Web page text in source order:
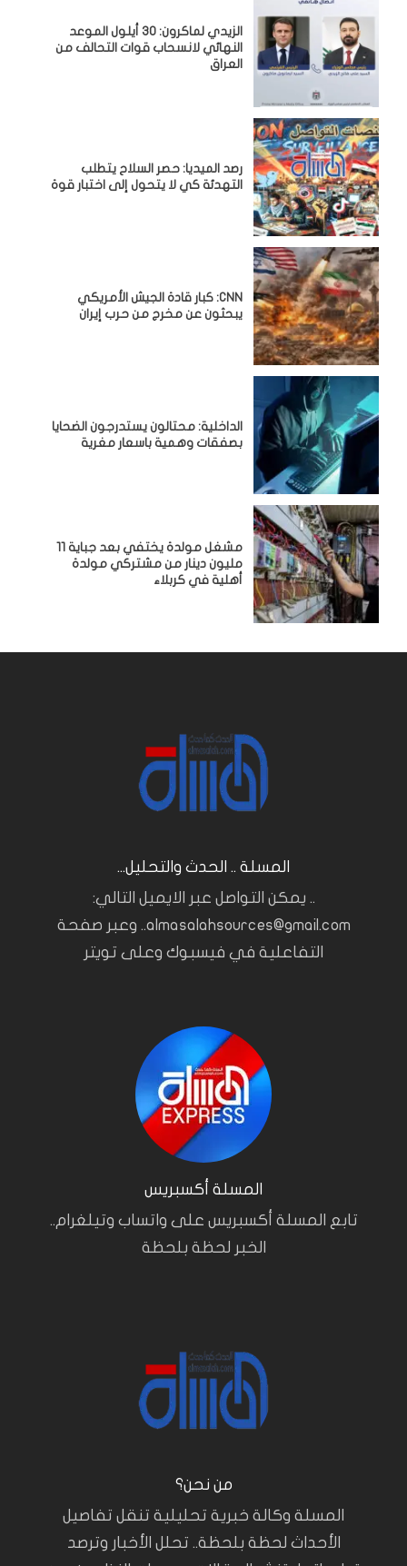
الزيدي لماكرون: 30 أيلول الموعد
النهائي لانسحاب قوات التحالف من
العراق
رصد الميديا: حصر السلاح يتطلب
التهدئة كي لا يتحول إلى اختبار قوة
CNN: كبار قادة الجيش الأمريكي
يبحثون عن مخرج من حرب إيران
الداخلية: محتالون يستدرجون الضحايا
بصفقات وهمية باسعار مغرية
مشغل مولدة يختفي بعد جباية 11
مليون دينار من مشتركي مولدة
أهلية في كربلاء
المسلة .. الحدث والتحليل...
.. يمكن التواصل عبر الايميل التالي:
almasalahsources@gmail.com.. وعبر صفحة
التفاعلية في فيسبوك وعلى تويتر
المسلة أكسبريس
تابع المسلة أكسبريس على واتساب وتيلغرام..
الخبر لحظة بلحظة
من نحن؟
المسلة وكالة خبرية تحليلية تنقل تفاصيل
الأحداث لحظة بلحظة.. تحلل الأخبار وترصد